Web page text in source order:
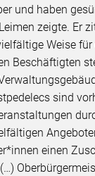
und haben
zeigte. Er
Weise
Beschäftigten
sind
einen